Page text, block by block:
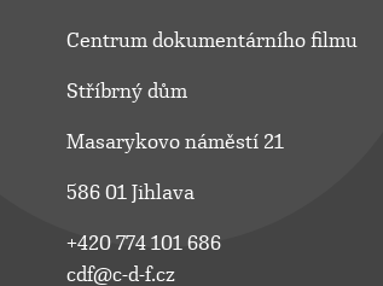
Centrum dokumentárního filmu
Stříbrný dům
Masarykovo náměstí 21
586 01 Jihlava
+420 774 101 686
cdf@c-d-f.cz